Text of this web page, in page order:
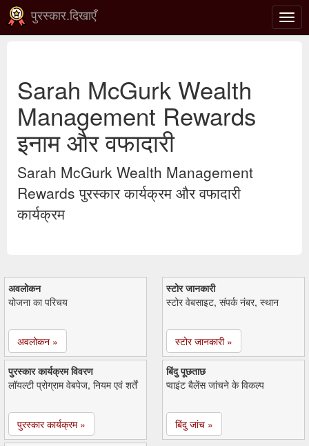
टॉगल
से
पुरस्कार.दिखाएँ
Sarah McGurk Wealth
Management Rewards
इनाम और वफादारी
Sarah McGurk Wealth Management
Rewards पुरस्कार कार्यक्रम और वफादारी
कार्यक्रम
अवलोकन
योजना का परिचय
अवलोकन »
स्टोर जानकारी
स्टोर वेबसाइट, संपर्क नंबर, स्थान
स्टोर जानकारी »
पुरस्कार कार्यक्रम विवरण
लॉयल्टी प्रोग्राम वेबपेज, नियम एवं शर्तें
पुरस्कार कार्यक्रम »
बिंदु पूछताछ
प्वाइंट बैलेंस जांचने के विकल्प
बिंदु जांच »